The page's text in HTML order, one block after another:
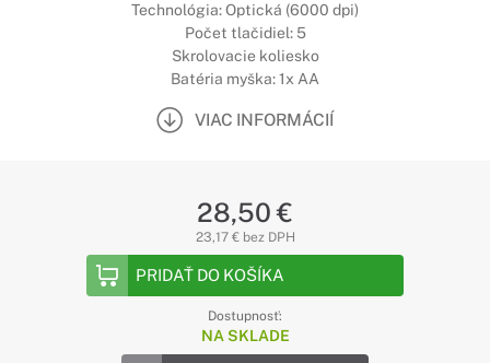
Technológia: Optická (6000 dpi)
Počet tlačidiel: 5
Skrolovacie koliesko
Batéria myška: 1x AA
VIAC INFORMÁCIÍ
28,50 €
23,17 € bez DPH
PRIDAŤ DO KOŠÍKA
Dostupnosť:
NA SKLADE